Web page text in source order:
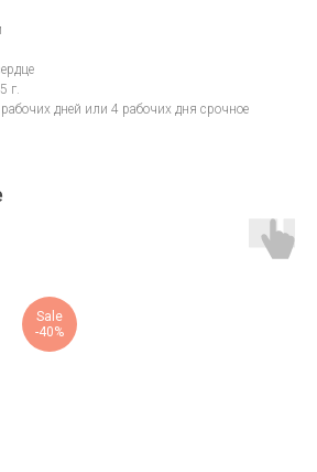
г.
дней или 4 рабочих дня срочное
Sale
-40%